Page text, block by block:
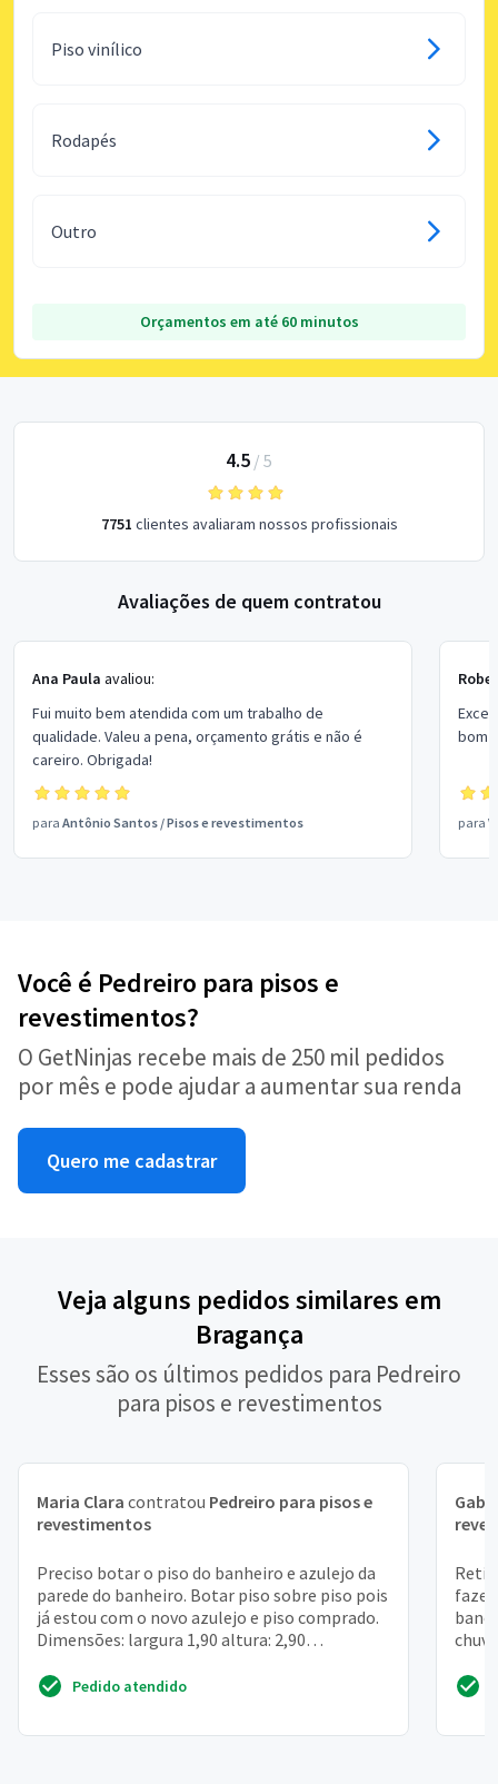
Piso vinílico
Rodapés
Outro
Orçamentos em até 60 minutos
4.5 / 5
7751 clientes avaliaram nossos profissionais
Avaliações de quem contratou
Ana Paula avaliou:
Fui muito bem atendida com um trabalho de
qualidade. Valeu a pena, orçamento grátis e não é
careiro. Obrigada!
para Antônio Santos /Pisos e revestimentos
bom
para
Você é Pedreiro para pisos e
revestimentos?
O GetNinjas recebe mais de 250 mil pedidos
por mês e pode ajudar a aumentar sua renda
Quero me cadastrar
Veja alguns pedidos similares em
Bragança
Esses são os últimos pedidos para Pedreiro
para pisos e revestimentos
Maria Clara contratou Pedreiro para pisos e
revestimentos
Preciso botar o piso do banheiro e azulejo da
parede do banheiro. Botar piso sobre piso pois
já estou com o novo azulejo e piso comprado.
Dimensões: largura 1,90 altura: 2,90
Pedido atendido